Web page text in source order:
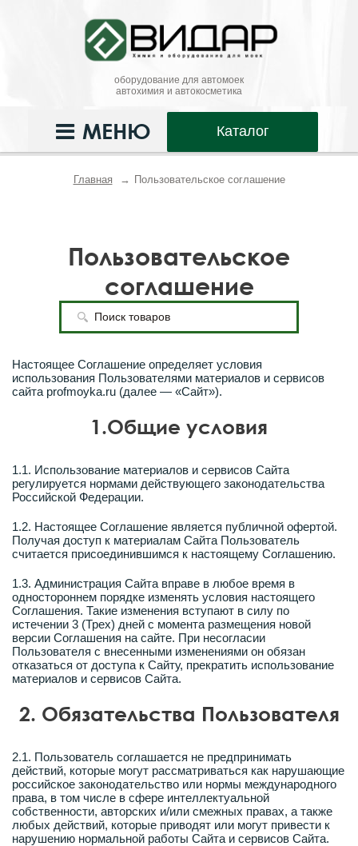
оборудование для автомоек
автохимия и автокосметика
Каталог
МЕНЮ
Главная Пользовательское соглашение
Пользовательское
соглашение
Настоящее Соглашение определяет условия
использования Пользователями материалов и сервисов
сайта profmoyka.ru (далее — «Сайт»).
1.Общие условия
1.1. Использование материалов и сервисов Сайта
регулируется нормами действующего законодательства
Российской Федерации.
1.2. Настоящее Соглашение является публичной офертой.
Получая доступ к материалам Сайта Пользователь
считается присоединившимся к настоящему Соглашению.
1.3. Администрация Сайта вправе в любое время в
одностороннем порядке изменять условия настоящего
Соглашения. Такие изменения вступают в силу по
истечении 3 (Трех) дней с момента размещения новой
версии Соглашения на сайте. При несогласии
Пользователя с внесенными изменениями он обязан
отказаться от доступа к Сайту, прекратить использование
материалов и сервисов Сайта.
2. Обязательства Пользователя
2.1. Пользователь соглашается не предпринимать
действий, которые могут рассматриваться как нарушающие
российское законодательство или нормы международного
права, в том числе в сфере интеллектуальной
собственности, авторских и/или смежных правах, а также
любых действий, которые приводят или могут привести к
нарушению нормальной работы Сайта и сервисов Сайта.